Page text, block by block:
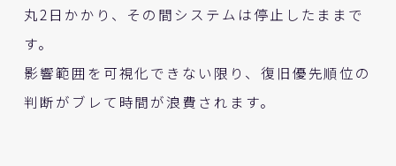
丸2日かかり、その間システムは停止したままで
す。
影響範囲を可視化できない限り、復旧優先順位の
判断がブレて時間が浪費されます。